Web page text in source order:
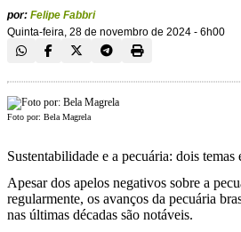
por: Felipe Fabbri
Quinta-feira, 28 de novembro de 2024 - 6h00
Foto por: Bela Magrela
Sustentabilidade e a pecuária: dois temas
Apesar dos apelos negativos sobre a
regularmente, os avanços da pecuária
nas últimas décadas são notáveis.